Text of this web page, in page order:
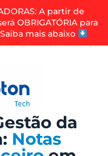
A partir de
OBRIGATÓRIA para
mais abaixo
da
Notas